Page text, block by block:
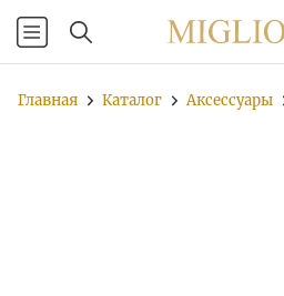
Главная Каталог Аксессуары